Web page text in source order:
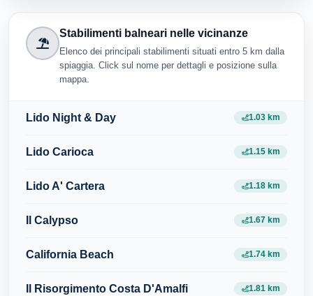
Stabilimenti balneari nelle vicinanze
Elenco dei principali stabilimenti situati entro 5 km dalla
spiaggia. Click sul nome per dettagli e posizione sulla
mappa.
Lido Night & Day 1.03 km
Lido Carioca 1.15 km
Lido A' Cartera 1.18 km
Il Calypso 1.67 km
California Beach 1.74 km
Il Risorgimento Costa D'Amalfi 1.81 km